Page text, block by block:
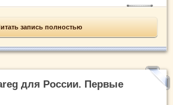
запись полностью
для России. Первые